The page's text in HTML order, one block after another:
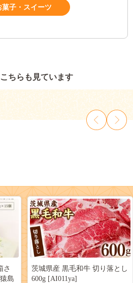
菓子・スイーツ
ちらも見ています
さ
島
茨城県産 黒毛和牛 切り落とし
600g [AI011ya]